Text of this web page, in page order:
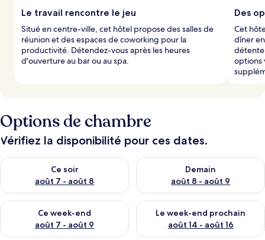
Le travail rencontre le jeu
Situé en centre-ville, cet hôtel propose des salles de
réunion et des espaces de coworking pour la
productivité. Détendez-vous après les heures
d'ouverture au bar ou au spa.
Des
Cet
dîner
options
Options de chambre
Vérifiez la disponibilité pour ces dates.
Ce soir
août 7 - août 8
Vérifier la disponibilité pour ce soir août 7 - août 8
Demain
août 8 - août 9
Vérifier la disponibilité pour
Ce week-end
août 7 - août 9
Vérifier la disponibilité pour ce week-end août 7 - août 9
Le week-end prochain
août 14 - août 16
Vérifier la disponibilité pour